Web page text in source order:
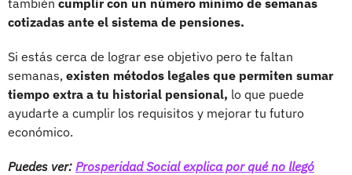
cotizadas ante el sistema de pensiones.
Si estás cerca de lograr ese objetivo pero te faltan
semanas, existen métodos legales que permiten sumar
tiempo extra a tu historial pensional, lo que puede
ayudarte a cumplir los requisitos y mejorar tu futuro
económico.
Puedes ver: Prosperidad Social explica por qué no llegó